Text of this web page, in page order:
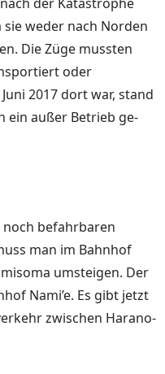
weder nach Norden
Die Züge mussten
oder
2017 dort war, stand
ein außer Betrieb ge­
befahrbaren
man im Bahnhof
umsteigen. Der
Nami’e. Es gibt jetzt
zwischen Harano­